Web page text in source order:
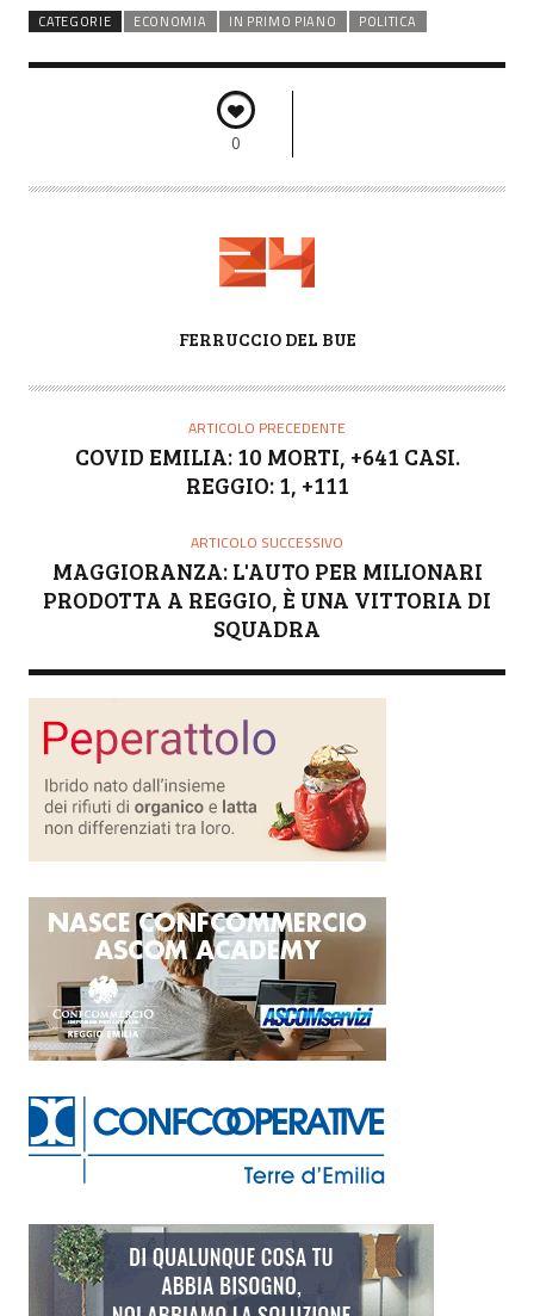
CATEGORIE ECONOMIA IN PRIMO PIANO POLITICA
0
T
FERRUCCIO DEL BUE
ARTICOLO PRECEDENTE
COVID EMILIA: 10 MORTI, +641 CASI.
REGGIO: 1, +111
ARTICOLO SUCCESSIVO
MAGGIORANZA: L'AUTO PER MILIONARI
PRODOTTA A REGGIO, È UNA VITTORIA DI
SQUADRA